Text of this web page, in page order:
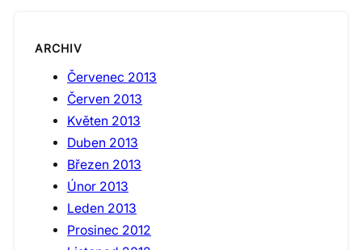
ARCHIV
Červenec 2013
Červen 2013
Květen 2013
Duben 2013
Březen 2013
Únor 2013
Leden 2013
Prosinec 2012